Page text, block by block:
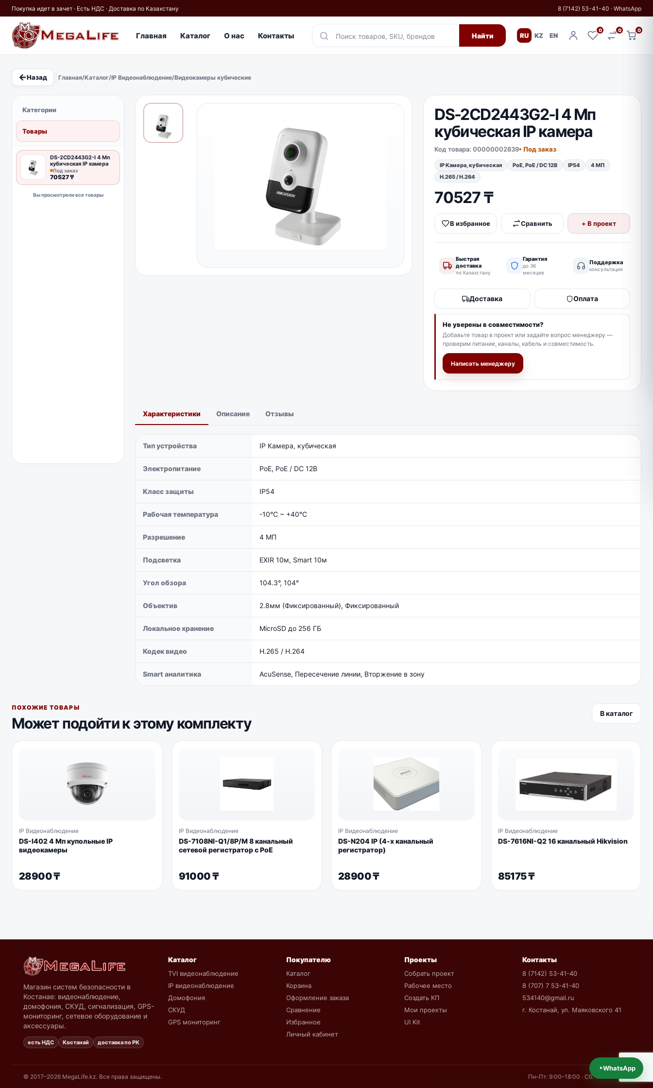
Покупка идет в зачет · Есть НДС · Доставка по Казахстану 8 (7142) 53-41-40 · WhatsApp
Главная Каталог О нас Контакты Найти RU KZ EN
0 0 0
×
PoE IP67
←Назад Главная/Каталог/IP Видеонаблюдение/Видеокамеры кубические
Категории
Товары
DS-2CD2443G2-I 4 Мп
кубическая IP камера
Под заказ
70527₸
Вы просмотрели все товары
DS-2CD2443G2-I 4 Мп
кубическая IP камера
Код товара: 00000002839• Под заказ
IP Камера, кубическая PoE, PoE / DC 12В IP54
4 МП
H.265 / H.264
70527₸
В избранное Сравнить + В проект
Быстрая
доставка
по Казахстану
Гарантия
до 36
месяцев
Поддержка
консультация
Доставка Оплата
Не уверены в совместимости?
Добавьте товар в проект или задайте вопрос менеджеру —
проверим питание, каналы, кабель и совместимость.
Написать менеджеру
Характеристики Описание Отзывы
Тип устройства IP Камера, кубическая
Электропитание PoE, PoE / DC 12В
Класс защиты IP54
Рабочая температура -10°C ~ +40°C
Разрешение 4 МП
Подсветка EXIR 10м, Smart 10м
Угол обзора 104.3°, 104°
Объектив 2.8мм (Фиксированный), Фиксированный
Локальное хранение MicroSD до 256 ГБ
Кодек видео H.265 / H.264
Smart аналитика AcuSense, Пересечение линии, Вторжение в зону
ПОХОЖИЕ ТОВАРЫ
Может подойти к этому комплекту
В каталог
IP Видеонаблюдение
DS-I402 4 Мп купольные IP
видеокамеры
28900₸
IP Видеонаблюдение
DS-7108NI-Q1/8P/M 8 канальный
сетевой регистратор с PoE
91000₸
IP Видеонаблюдение
DS-N204 IP (4-x канальный
регистратор)
28900₸
IP Видеонаблюдение
DS-7616NI-Q2 16 канальный Hikvision
85175₸
Магазин систем безопасности в
Костанае: видеонаблюдение,
домофония, СКУД, сигнализация, GPS-
мониторинг, сетевое оборудование и
аксессуары.
есть НДС Костанай доставка по РК
Каталог
TVI видеонаблюдение
IP видеонаблюдение
Домофония
СКУД
GPS мониторинг
Покупателю
Каталог
Корзина
Оформление заказа
Сравнение
Избранное
Личный кабинет
Проекты
Собрать проект
Рабочее место
Создать КП
Мои проекты
UI Kit
Контакты
8 (7142) 53-41-40
8 (707) 7 53-41-40
534140@gmail.ru
г. Костанай, ул. Маяковского 41
© 2017–2026 MegaLife.kz. Все права защищены. Пн–Пт: 9:00–18:00 · Сб: 10:00–15:00
◔WhatsApp